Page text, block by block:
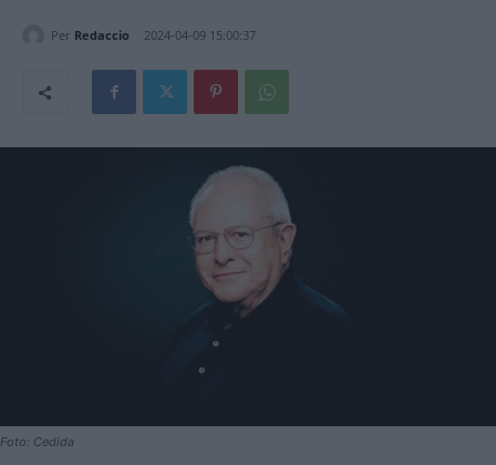
Per Redaccio 2024-04-09 15:00:37
Foto: Cedida